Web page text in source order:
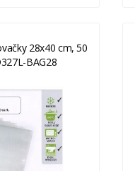
28x40 cm, 50
BAG28